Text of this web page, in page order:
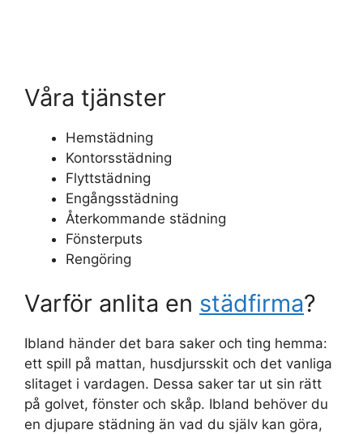
Våra tjänster
Hemstädning
Kontorsstädning
Flyttstädning
Engångsstädning
Återkommande städning
Fönsterputs
Rengöring
Varför anlita en städfirma?
Ibland händer det bara saker och ting hemma:
ett spill på mattan, husdjursskit och det vanliga
slitaget i vardagen. Dessa saker tar ut sin rätt
på golvet, fönster och skåp. Ibland behöver du
en djupare städning än vad du själv kan göra,